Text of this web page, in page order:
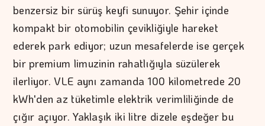
benzersiz bir sürüş keyfi sunuyor. Şehir içinde
kompakt bir otomobilin çevikliğiyle hareket
ederek park ediyor; uzun mesafelerde ise gerçek
bir premium limuzinin rahatlığıyla süzülerek
ilerliyor. VLE aynı zamanda 100 kilometrede 20
kWh'den az tüketimle elektrik verimliliğinde de
çığır açıyor. Yaklaşık iki litre dizele eşdeğer bu